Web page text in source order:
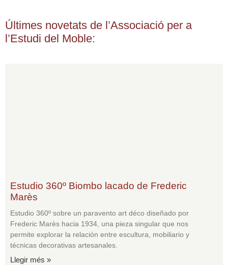
Últimes novetats de l’Associació per a
l’Estudi del Moble:
Estudio 360º Biombo lacado de Frederic
Marès
Estudio 360º sobre un paravento art déco diseñado por
Frederic Marès hacia 1934, una pieza singular que nos
permite explorar la relación entre escultura, mobiliario y
técnicas decorativas artesanales.
Llegir més »